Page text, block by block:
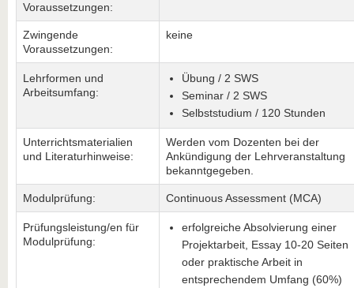
Voraussetzungen:
Zwingende
Voraussetzungen:
keine
Lehrformen und
Arbeitsumfang:
Übung / 2 SWS
Seminar / 2 SWS
Selbststudium / 120 Stunden
Unterrichtsmaterialien
und Literaturhinweise:
Werden vom Dozenten bei der
Ankündigung der Lehrveranstaltung
bekanntgegeben.
Modulprüfung: Continuous Assessment (MCA)
Prüfungsleistung/en für
Modulprüfung:
erfolgreiche Absolvierung einer
Projektarbeit, Essay 10-20 Seiten
oder praktische Arbeit in
entsprechendem Umfang (60%)